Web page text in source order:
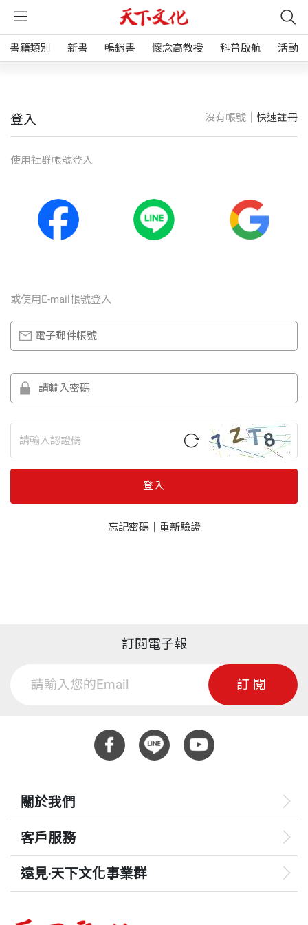
書籍類別 新書 暢銷書 懷念高教授 科普啟航 活動
登入 沒有帳號｜ 快速註冊
使⽤社群帳號登入
或使⽤E-mail帳號登入
登入
忘記密碼｜ 重新驗證
訂閱電子報
訂閱
關於我們
客戶服務
遠見‧天下文化事業群